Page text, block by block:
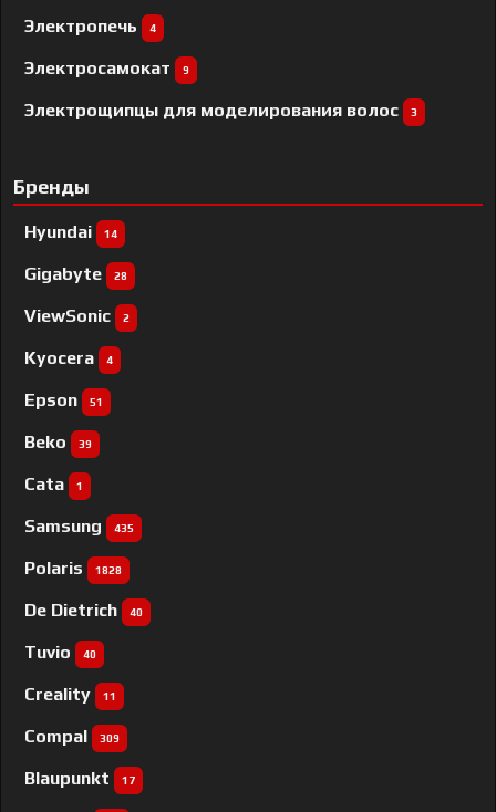
Электропечь 4
Электросамокат 9
Электрощипцы для моделирования волос 3
Бренды
Hyundai 14
Gigabyte 28
ViewSonic 2
Kyocera 4
Epson 51
Beko 39
Cata 1
Samsung 435
Polaris 1828
De Dietrich 40
Tuvio 40
Creality 11
Compal 309
Blaupunkt 17